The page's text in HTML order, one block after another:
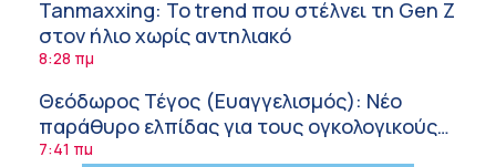
Tanmaxxing: To trend που στέλνει τη Gen Z
στον ήλιο χωρίς αντηλιακό
8:28 πμ
Θεόδωρος Τέγος (Ευαγγελισμός): Νέο
παράθυρο ελπίδας για τους ογκολογικούς
ασθενείς μέσω κλινικών δοκιμών
7:41 πμ